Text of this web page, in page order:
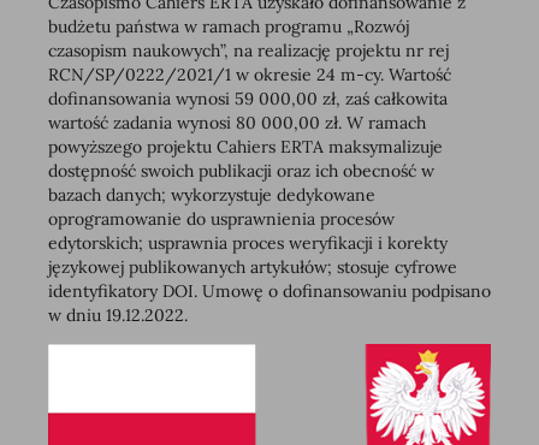
budżetu państwa w ramach programu „Rozwój
czasopism naukowych”, na realizację projektu nr rej
RCN/SP/0222/2021/1 w okresie 24 m-cy. Wartość
dofinansowania wynosi 59 000,00 zł, zaś całkowita
wartość zadania wynosi 80 000,00 zł. W ramach
powyższego projektu Cahiers ERTA maksymalizuje
dostępność swoich publikacji oraz ich obecność w
bazach danych; wykorzystuje dedykowane
oprogramowanie do usprawnienia procesów
edytorskich; usprawnia proces weryfikacji i korekty
językowej publikowanych artykułów; stosuje cyfrowe
identyfikatory DOI. Umowę o dofinansowaniu podpisano
w dniu 19.12.2022.